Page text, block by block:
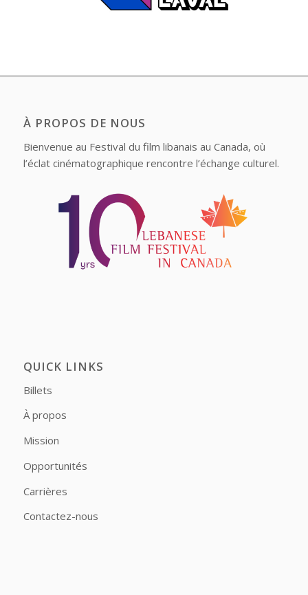
À PROPOS DE NOUS
Bienvenue au Festival du film libanais au Canada, où
l’éclat cinématographique rencontre l’échange culturel.
QUICK LINKS
Billets
À propos
Mission
Opportunités
Carrières
Contactez-nous